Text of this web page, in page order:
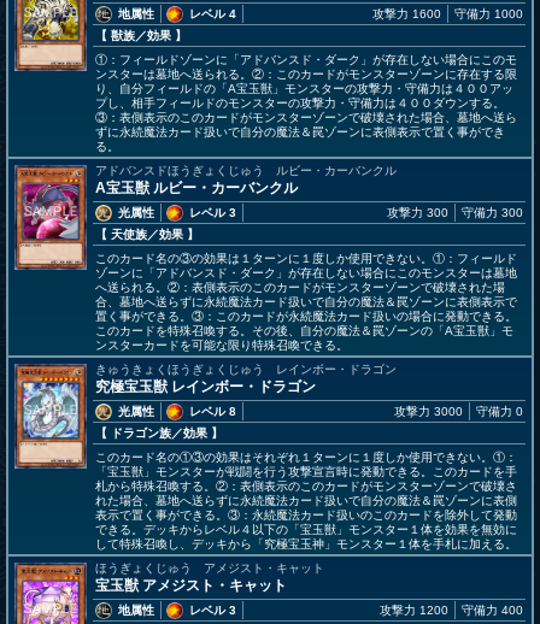
地属性
レベル 4
【 獣族／効果 】
攻撃力 1600 守備力 1000
①：フィールドゾーンに「アドバンスド・ダーク」が存在しない場合にこのモ
ンスターは墓地へ送られる。②：このカードがモンスターゾーンに存在する限
り、自分フィールドの「A宝玉獣」モンスターの攻撃力・守備力は４００アッ
プし、相手フィールドのモンスターの攻撃力・守備力は４００ダウンする。
③：表側表示のこのカードがモンスターゾーンで破壊された場合、墓地へ送ら
ずに永続魔法カード扱いで自分の魔法＆罠ゾーンに表側表示で置く事ができ
る。
アドバンスドほうぎょくじゅう ルビー・カーバンクル
A宝玉獣 ルビー・カーバンクル
光属性
レベル 3
【 天使族／効果 】
攻撃力 300 守備力 300
このカード名の③の効果は１ターンに１度しか使用できない。①：フィールド
ゾーンに「アドバンスド・ダーク」が存在しない場合にこのモンスターは墓地
へ送られる。②：表側表示のこのカードがモンスターゾーンで破壊された場
合、墓地へ送らずに永続魔法カード扱いで自分の魔法＆罠ゾーンに表側表示で
置く事ができる。③：このカードが永続魔法カード扱いの場合に発動できる。
このカードを特殊召喚する。その後、自分の魔法＆罠ゾーンの「A宝玉獣」モ
ンスターカードを可能な限り特殊召喚できる。
きゅうきょくほうぎょくじゅう レインボー・ドラゴン
究極宝玉獣 レインボー・ドラゴン
光属性
レベル 8
【 ドラゴン族／効果 】
攻撃力 3000 守備力 0
このカード名の①③の効果はそれぞれ１ターンに１度しか使用できない。①：
「宝玉獣」モンスターが戦闘を行う攻撃宣言時に発動できる。このカードを手
札から特殊召喚する。②：表側表示のこのカードがモンスターゾーンで破壊さ
れた場合、墓地へ送らずに永続魔法カード扱いで自分の魔法＆罠ゾーンに表側
表示で置く事ができる。③：永続魔法カード扱いのこのカードを除外して発動
できる。デッキからレベル４以下の「宝玉獣」モンスター１体を効果を無効に
して特殊召喚し、デッキから「究極宝玉神」モンスター１体を手札に加える。
ほうぎょくじゅう アメジスト・キャット
宝玉獣 アメジスト・キャット
地属性
レベル 3
攻撃力 1200 守備力 400